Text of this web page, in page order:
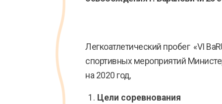
Легкоатлетический пробег «VI
спортивных мероприятий
на 2020 год,
Цели соревнования